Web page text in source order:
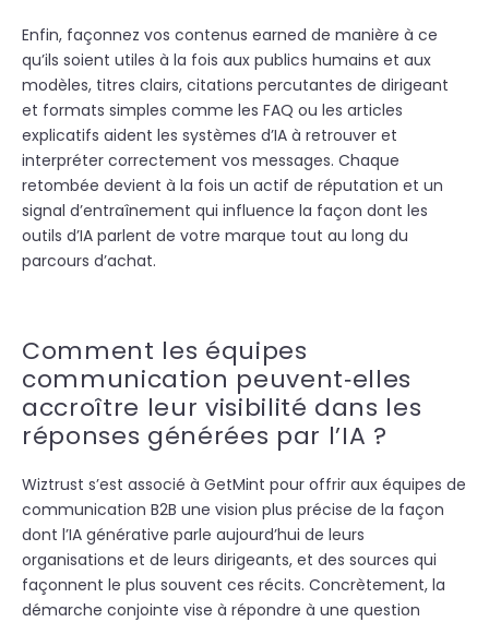
Enfin, façonnez vos contenus earned de manière à ce
qu’ils soient utiles à la fois aux publics humains et aux
modèles, titres clairs, citations percutantes de dirigeant
et formats simples comme les FAQ ou les articles
explicatifs aident les systèmes d’IA à retrouver et
interpréter correctement vos messages. Chaque
retombée devient à la fois un actif de réputation et un
signal d’entraînement qui influence la façon dont les
outils d’IA parlent de votre marque tout au long du
parcours d’achat.
Comment les équipes
communication peuvent‑elles
accroître leur visibilité dans les
réponses générées par l’IA ?
Wiztrust s’est associé à GetMint pour offrir aux équipes de
communication B2B une vision plus précise de la façon
dont l’IA générative parle aujourd’hui de leurs
organisations et de leurs dirigeants, et des sources qui
façonnent le plus souvent ces récits. Concrètement, la
démarche conjointe vise à répondre à une question